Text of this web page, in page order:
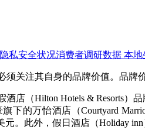
私安全状况消费者调研数据 本地
注其自身的品牌价值。品牌
（Hilton Hotels & Resorts）
下的万怡酒店（Courtyard
。此外，假日酒店（Holiday